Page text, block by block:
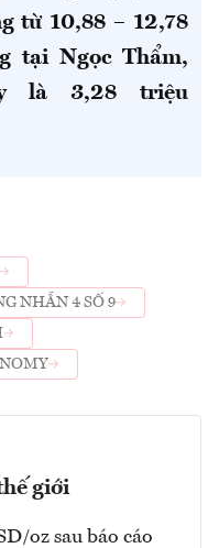
từ 10,88 – 12,78
tại Ngọc Thẩm,
là 3,28 triệu
NHẪN 4 SỐ 9
giới
oz sau báo cáo